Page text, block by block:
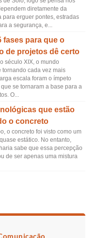
diretamente da
erguer pontes, estradas
a segurança, e...
fases para que o
de projetos dê certo
século XIX, o mundo
tornando cada vez mais
escala foram o ímpeto
se tornaram a base para a
O...
que estão
o concreto
o concreto foi visto como um
estático. No entanto,
sabe que essa percepção
de ser apenas uma mistura